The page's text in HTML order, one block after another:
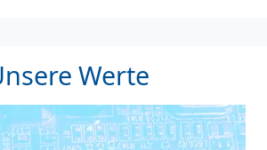
Werte